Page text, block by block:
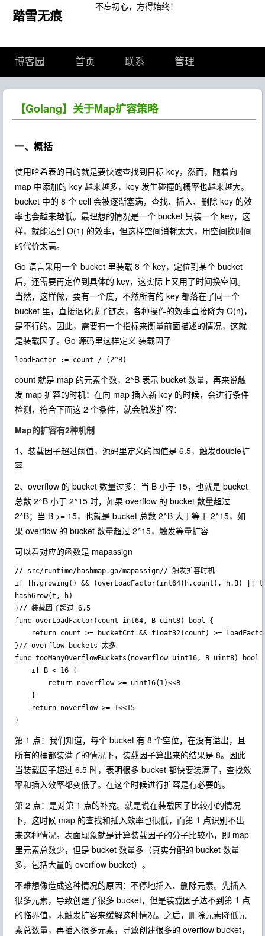
踏雪无痕 不忘初心，方得始终！
博客园 首页 联系 管理
【Golang】关于Map扩容策略
一、概括
使用哈希表的目的就是要快速查找到目标 key，然而，随着向
map 中添加的 key 越来越多，key 发生碰撞的概率也越来越大。
bucket 中的 8 个 cell 会被逐渐塞满，查找、插入、删除 key 的效
率也会越来越低。最理想的情况是一个 bucket 只装一个 key，这
样，就能达到 O(1) 的效率，但这样空间消耗太大，用空间换时间
的代价太高。
Go 语言采用一个 bucket 里装载 8 个 key，定位到某个 bucket
后，还需要再定位到具体的 key，这实际上又用了时间换空间。
当然，这样做，要有一个度，不然所有的 key 都落在了同一个
bucket 里，直接退化成了链表，各种操作的效率直接降为 O(n)，
是不行的。因此，需要有一个指标来衡量前面描述的情况，这就
是装载因子。Go 源码里这样定义 装载因子
count 就是 map 的元素个数，2^B 表示 bucket 数量，再来说触
发 map 扩容的时机：在向 map 插入新 key 的时候，会进行条件
检测，符合下面这 2 个条件，就会触发扩容：
Map的扩容有2种机制
1、装载因子超过阈值，源码里定义的阈值是 6.5，触发double扩
容
2、overflow 的 bucket 数量过多：当 B 小于 15，也就是 bucket
总数 2^B 小于 2^15 时，如果 overflow 的 bucket 数量超过
2^B；当 B >= 15，也就是 bucket 总数 2^B 大于等于 2^15，如
果 overflow 的 bucket 数量超过 2^15，触发等量扩容
可以看对应的函数是 mapassign
// src/runtime/hashmap.go/mapassign// 触发扩容时机
if !h.growing() && (overLoadFactor(int64(h.count), h.B) ||
hashGrow(t, h)
}// 装载因子超过 6.5
func overLoadFactor(count int64, B uint8) bool {
}// overflow buckets 太多
func tooManyOverflowBuckets(noverflow uint16, B uint8) bool
}
第 1 点：我们知道，每个 bucket 有 8 个空位，在没有溢出，且
所有的桶都装满了的情况下，装载因子算出来的结果是 8。因此
当装载因子超过 6.5 时，表明很多 bucket 都快要装满了，查找效
率和插入效率都变低了。在这个时候进行扩容是有必要的。
第 2 点：是对第 1 点的补充。就是说在装载因子比较小的情况
下，这时候 map 的查找和插入效率也很低，而第 1 点识别不出
来这种情况。表面现象就是计算装载因子的分子比较小，即 map
里元素总数少，但是 bucket 数量多（真实分配的 bucket 数量
多，包括大量的 overflow bucket）。
不难想像造成这种情况的原因：不停地插入、删除元素。先插入
很多元素，导致创建了很多 bucket，但是装载因子达不到第 1 点
的临界值，未触发扩容来缓解这种情况。之后，删除元素降低元
素总数量，再插入很多元素，导致创建很多的 overflow bucket，